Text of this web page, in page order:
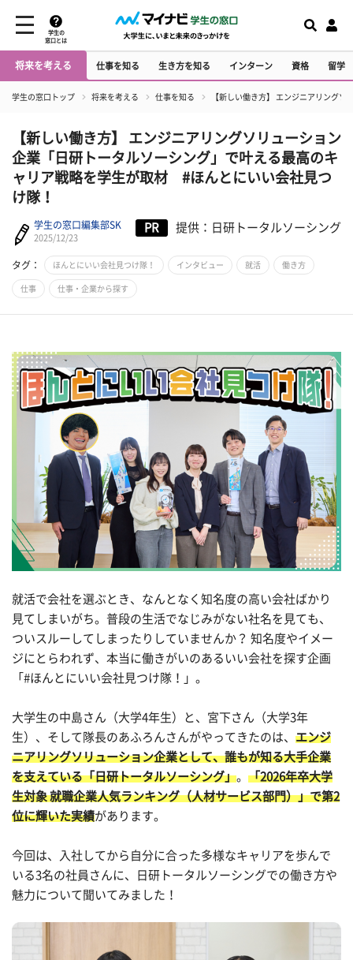
学生の
窓口とは
将来を考える 仕事を知る 生き方を知る インターン 資格 留学
学生の窓口トップ 将来を考える 仕事を知る 【新しい働き方】 エンジニアリング
【新しい働き方】 エンジニアリングソリューション
企業「日研トータルソーシング」で叶える最高のキ
ャリア戦略を学生が取材 #ほんとにいい会社見つ
け隊！
学生の窓口編集部SK
2025/12/23
PR 提供：日研トータルソーシング
タグ： ほんとにいい会社見つけ隊！ インタビュー 就活 働き方
仕事 仕事・企業から探す
就活で会社を選ぶとき、なんとなく知名度の高い会社ばかり
見てしまいがち。普段の生活でなじみがない社名を見ても、
ついスルーしてしまったりしていませんか？ 知名度やイメー
ジにとらわれず、本当に働きがいのあるいい会社を探す企画
「#ほんとにいい会社見つけ隊！」。
大学生の中島さん（大学4年生）と、宮下さん（大学3年
生）、そして隊長のあふろんさんがやってきたのは、 エンジ
ニアリングソリューション企業として、誰もが知る大手企業
を支えている「日研トータルソーシング」。 「2026年卒大学
生対象 就職企業人気ランキング（人材サービス部門）」で第2
位に輝いた実績があります。
今回は、入社してから自分に合った多様なキャリアを歩んで
いる3名の社員さんに、日研トータルソーシングでの働き方や
魅力について聞いてみました！